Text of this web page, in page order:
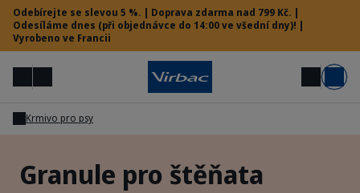
Odebírejte se slevou 5 %. | Doprava zdarma nad 799 Kč. |
Odesíláme dnes (při objednávce do 14:00 ve všední dny)! |
Vyrobeno ve Francii
MenuHledat Můj účet Košík
Krmivo pro psy
Granule pro štěňata